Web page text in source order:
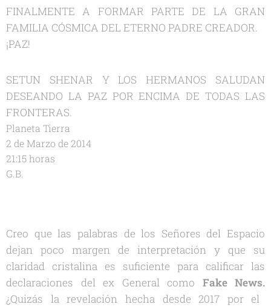
FINALMENTE A FORMAR PARTE DE LA GRAN
FAMILIA CÓSMICA DEL ETERNO PADRE CREADOR.
¡PAZ!
SETUN SHENAR Y LOS HERMANOS SALUDAN
DESEANDO LA PAZ POR ENCIMA DE TODAS LAS
FRONTERAS.
Planeta Tierra
2 de Marzo de 2014
21:15 horas
G.B.
Creo que las palabras de los Señores del Espacio
dejan poco margen de interpretación y que su
claridad cristalina es suficiente para calificar las
declaraciones del ex General como Fake News.
¿Quizás la revelación hecha desde 2017 por el